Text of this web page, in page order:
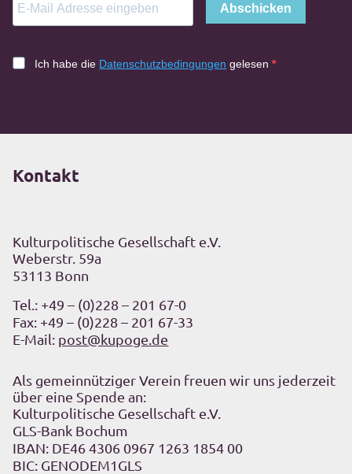
Abschicken
Ich habe die Datenschutzbedingungen gelesen
Kontakt
Kulturpolitische Gesellschaft e.V.
Weberstr. 59a
53113 Bonn
Tel.: +49 – (0)228 – 201 67-0
Fax: +49 – (0)228 – 201 67-33
E-Mail: post@kupoge.de
Als gemeinnütziger Verein freuen wir uns jederzeit
über eine Spende an:
Kulturpolitische Gesellschaft e.V.
GLS-Bank Bochum
IBAN: DE46 4306 0967 1263 1854 00
BIC: GENODEM1GLS